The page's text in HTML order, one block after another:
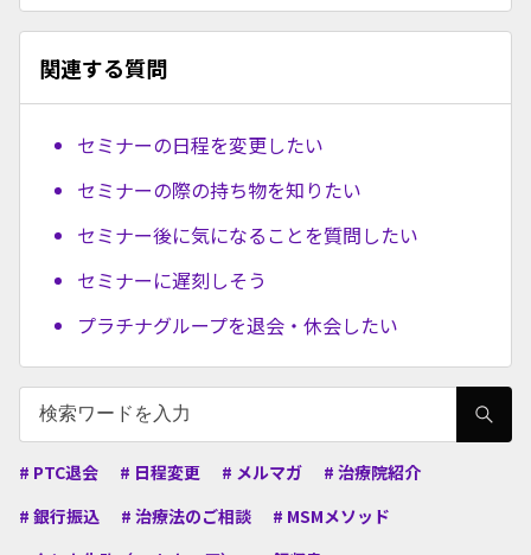
関連する質問
セミナーの日程を変更したい
セミナーの際の持ち物を知りたい
セミナー後に気になることを質問したい
セミナーに遅刻しそう
プラチナグループを退会・休会したい
# PTC退会 # 日程変更 # メルマガ
# 治療院紹介
# 銀行振込
# 治療法のご相談
# MSMメソッド